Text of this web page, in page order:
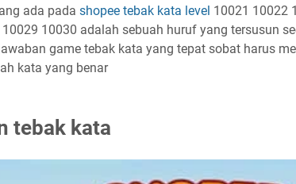
ada pada shopee tebak kata level 10021 10022
10030 adalah sebuah huruf yang tersusun
game tebak kata yang tepat sobat harus
kata yang benar
tebak kata